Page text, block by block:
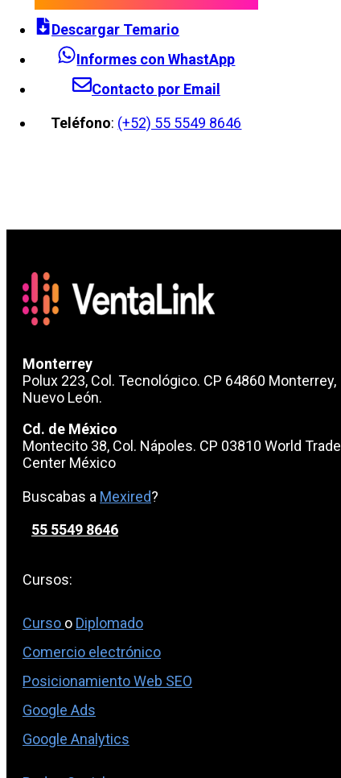
Descargar Temario
Informes con WhastApp
Contacto por Email
Teléfono: (+52) 55 5549 8646
Monterrey
Polux 223, Col. Tecnológico. CP 64860 Monterrey,
Nuevo León.
Cd. de México
Montecito 38, Col. Nápoles. CP 03810 World Trade
Center México
Buscabas a Mexired?
55 5549 8646
Cursos:
Curso o Diplomado
Comercio electrónico
Posicionamiento Web SEO
Google Ads
Google Analytics